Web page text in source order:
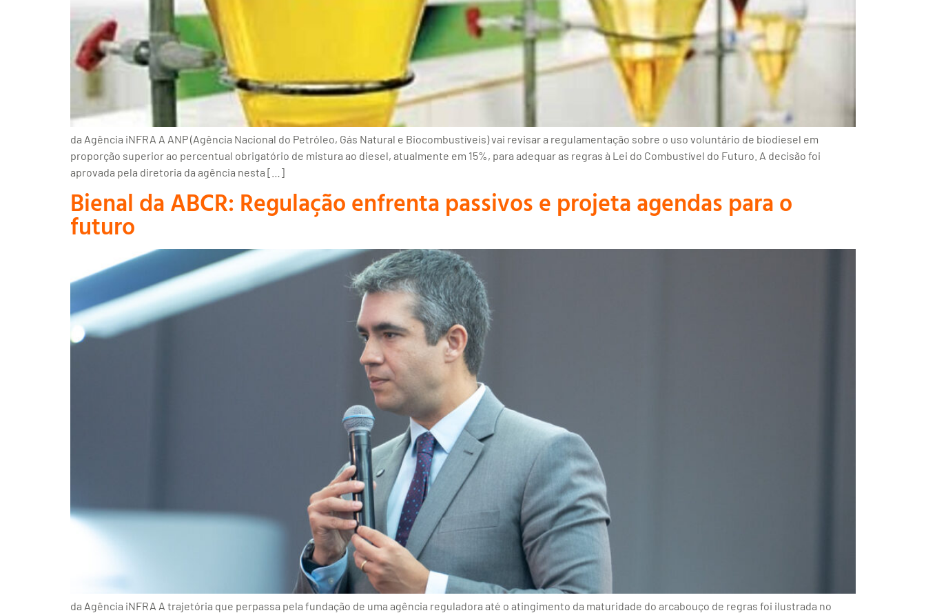
da Agência iNFRA A ANP (Agência Nacional do Petróleo, Gás Natural e Biocombustíveis) vai revisar a regulamentação sobre o uso voluntário de biodiesel em
proporção superior ao percentual obrigatório de mistura ao diesel, atualmente em 15%, para adequar as regras à Lei do Combustível do Futuro. A decisão foi
aprovada pela diretoria da agência nesta […]
Bienal da ABCR: Regulação enfrenta passivos e projeta agendas para o
futuro
da Agência iNFRA A trajetória que perpassa pela fundação de uma agência reguladora até o atingimento da maturidade do arcabouço de regras foi ilustrada no